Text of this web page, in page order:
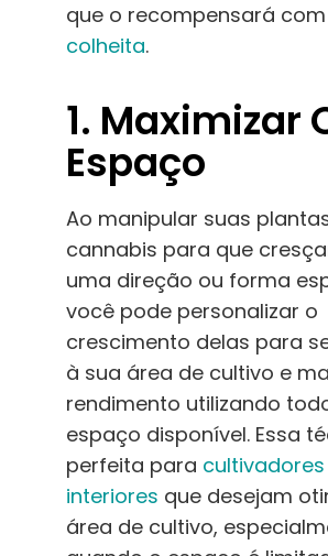
que o recompensará
colheita.
1. Maximizar
Espaço
Ao manipular suas
cannabis para que
uma direção ou forma
você pode personalizar o
crescimento delas para
à sua área de cultivo e
rendimento utilizando
espaço disponível. Essa
perfeita para
interiores que desejam
área de cultivo,